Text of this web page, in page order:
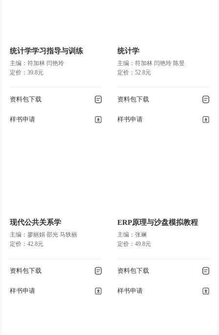
统计学学习指导与训练
主编：符加林 闫艳玲
定价：39.8元
资料包下载
样书申请
统计学
主编：符加林 闫艳玲 陈昱
定价：52.8元
资料包下载
样书申请
现代公共关系学
主编：廖丽娟 邵光 马轶丽
定价：42.8元
资料包下载
样书申请
ERP原理与沙盘模拟教程
主编：张斓
定价：49.8元
资料包下载
样书申请